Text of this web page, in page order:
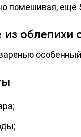
помешивая, ещё
из облепихи